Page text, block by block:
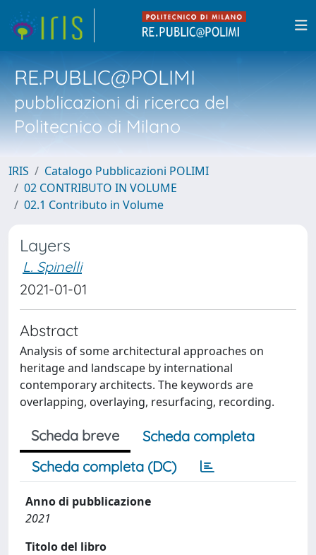
RE.PUBLIC@POLIMI
pubblicazioni di ricerca del
Politecnico di Milano
IRIS
Catalogo Pubblicazioni POLIMI
02 CONTRIBUTO IN VOLUME
02.1 Contributo in Volume
Layers
L. Spinelli
2021-01-01
Abstract
Analysis of some architectural approaches on
heritage and landscape by international
contemporary architects. The keywords are
overlapping, overlaying, resurfacing, recording.
Scheda breve
Scheda completa
Scheda completa (DC)
Anno di pubblicazione
2021
Titolo del libro